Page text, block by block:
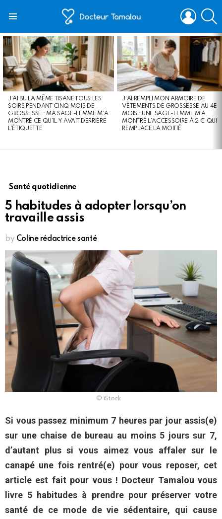
LOGIN
LATEST
STORIES
J’AI BU LA MÊME TISANE TOUS LES
SOIRS PENDANT CINQ MOIS DE
GROSSESSE : MA SAGE-FEMME M’A
MONTRÉ CE QU’IL Y AVAIT DERRIÈRE
L’ÉTIQUETTE
J’AI REMPLI MON ARMOIRE DE
VÊTEMENTS DE GROSSESSE AU 4E
MOIS : UNE SAGE-FEMME M’A
MONTRÉ L’ACCESSOIRE À 2 € QUI
REMPLACE LA MOITIÉ
Santé quotidienne
5 habitudes à adopter lorsqu’on
travaille assis
by Coline rédactrice santé
© iStock
Si vous passez minimum 7 heures par jour assis(e)
sur une chaise de bureau au moins 5 jours sur 7,
d’autant plus si vous aimez vous affaler sur le
canapé une fois rentré(e) pour vous reposer, cet
article est fait pour vous ! Docteur Tamalou vous
livre 5 habitudes à prendre pour préserver votre
santé de ce mode de vie sédentaire, qui cause